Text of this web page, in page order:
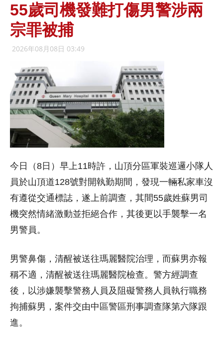
55歲司機發難打傷男警涉兩
宗罪被捕
2026年08月08日 03:49
今日（8日）早上11時許，山頂分區軍裝巡邏小隊人
員於山頂道128號對開執勤期間，發現一輛私家車沒
有遵從交通標誌，遂上前調查，其間55歲姓蘇男司
機突然情緒激動並拒絕合作，其後更以手襲擊一名
男警員。
男警鼻傷，清醒被送往瑪麗醫院治理，而蘇男亦報
稱不適，清醒被送往瑪麗醫院檢查。警方經調查
後，以涉嫌襲擊警務人員及阻礙警務人員執行職務
拘捕蘇男，案件交由中區警區刑事調查隊第六隊跟
進。